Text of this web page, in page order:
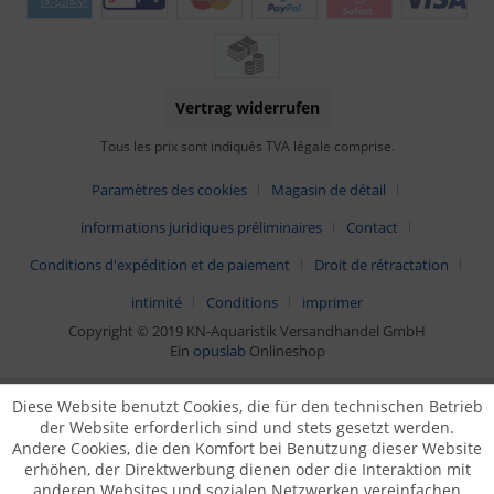
Vertrag widerrufen
Tous les prix sont indiqués TVA légale comprise.
Paramètres des cookies
Magasin de détail
informations juridiques préliminaires
Contact
Conditions d'expédition et de paiement
Droit de rétractation
intimité
Conditions
imprimer
Copyright © 2019 KN-Aquaristik Versandhandel GmbH
Ein opuslab Onlineshop
Diese Website benutzt Cookies, die für den technischen Betrieb
der Website erforderlich sind und stets gesetzt werden.
Andere Cookies, die den Komfort bei Benutzung dieser Website
erhöhen, der Direktwerbung dienen oder die Interaktion mit